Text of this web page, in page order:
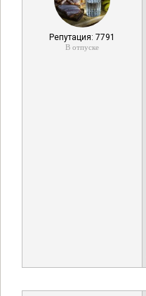
Репутация: 7791
В отпуске